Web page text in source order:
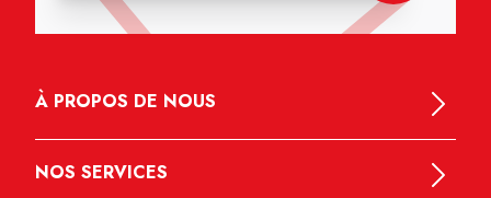
À PROPOS DE NOUS
NOS SERVICES